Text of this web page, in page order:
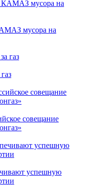
мусора на
совещание
успешную